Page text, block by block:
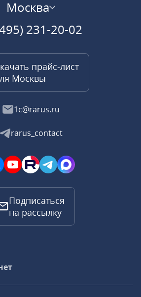
Москва
231-20-02
прайс-лист
Москвы
1c@rarus.ru
rarus_contact
Подписаться
на рассылку